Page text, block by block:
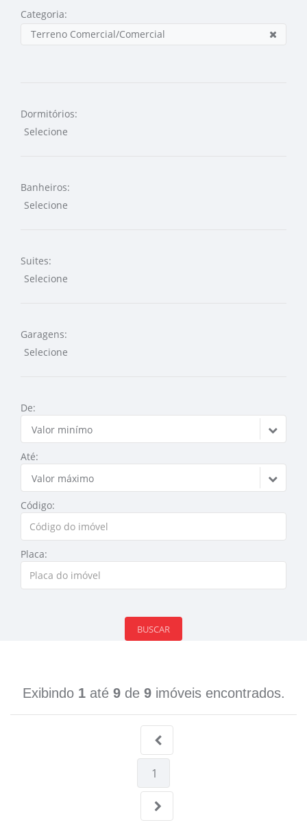
Categoria:
Terreno Comercial/Comercial
Dormitórios:
Banheiros:
Suites:
Garagens:
De:
Valor minímo
Até:
Valor máximo
Código:
Placa:
BUSCAR
Exibindo 1até 9de 9imóveis encontrados.
1